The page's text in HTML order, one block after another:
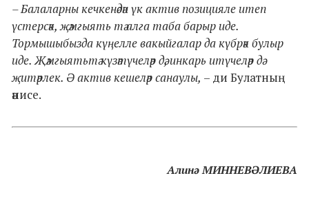
– Балаларны кечкенәдән үк актив позицияле итеп
үстерсәк, җәмгыять тә алга таба барыр иде.
Тормышыбызда күңелле вакыйгалар да күбрәк булыр
иде. Җәмгыятьтә күзәтүчеләр дә, инкарь итүчеләр дә
җитәрлек. Ә актив кешеләр санаулы, – ди Булатның
әнисе.
Алинә МИННЕВӘЛИЕВА